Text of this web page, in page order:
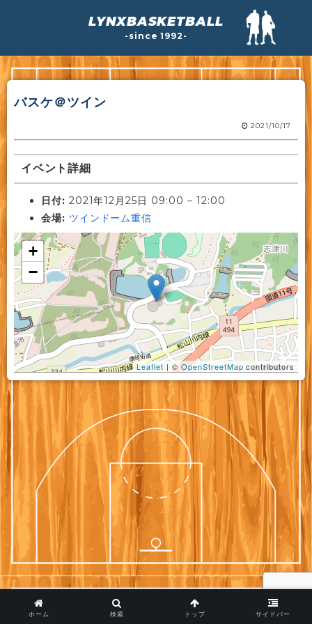
LYNXBASKETBALL
-since 1992-
バスケ＠ツイン
2021/10/17
イベント詳細
日付: 2021年12月25日 09:00 – 12:00
会場: ツインドーム重信
+
−
Leaflet | ©OpenStreetMap contributors
ホーム 検索 トップ サイドバー